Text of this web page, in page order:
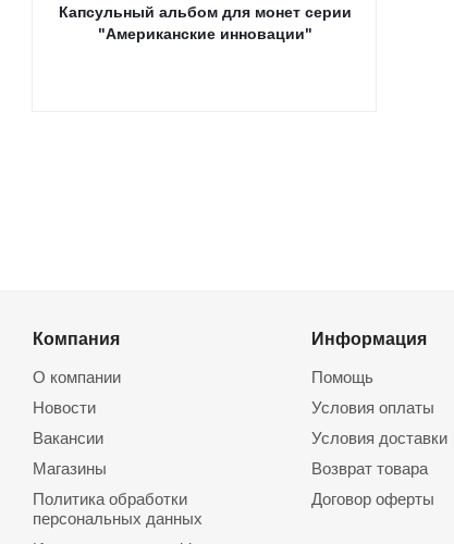
Капсульный альбом для монет серии
"Американские инновации"
Компания
О компании
Новости
Вакансии
Магазины
Политика обработки
персональных данных
Информация
Помощь
Условия оплаты
Условия доставки
Возврат товара
Договор оферты